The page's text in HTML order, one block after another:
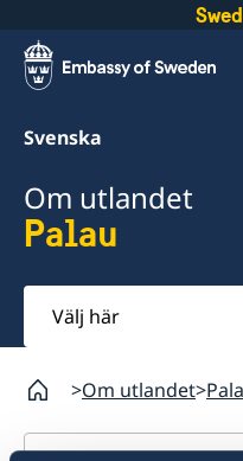
Svenska
Om utlandet
Palau
Välj
här
Om utlandet